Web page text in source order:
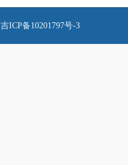
吉ICP备10201797号-3